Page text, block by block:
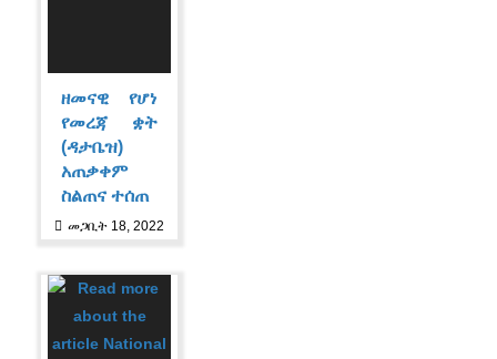
ዘመናዊ የሆነ
የመረጃ ቋት
(ዳታቤዝ)
አጠቃቀም
ስልጠና ተሰጠ
መጋቢት 18, 2022